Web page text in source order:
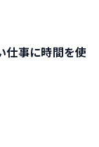
仕事に時間を使